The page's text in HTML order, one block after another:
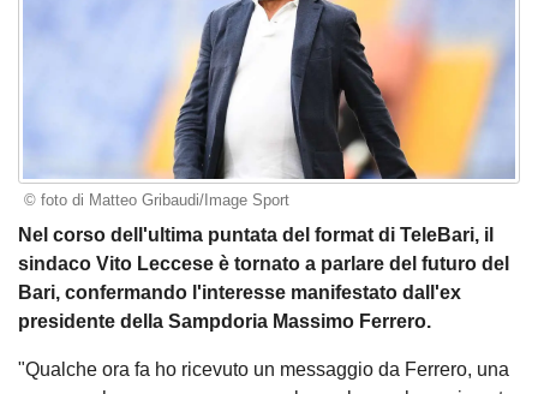
© foto di Matteo Gribaudi/Image Sport
Nel corso dell'ultima puntata del format di TeleBari, il
sindaco Vito Leccese è tornato a parlare del futuro del
Bari, confermando l'interesse manifestato dall'ex
presidente della Sampdoria Massimo Ferrero.
"Qualche ora fa ho ricevuto un messaggio da Ferrero, una